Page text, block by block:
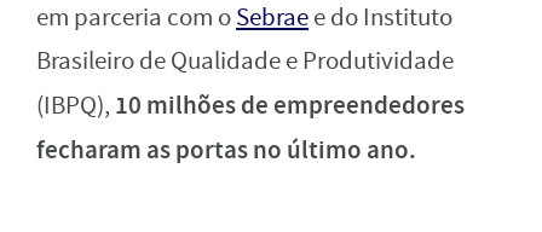
em parceria com oSebraee do Instituto
Brasileiro de Qualidade e Produtividade
(IBPQ), 10 milhões de empreendedores
fecharam as portas no último ano.